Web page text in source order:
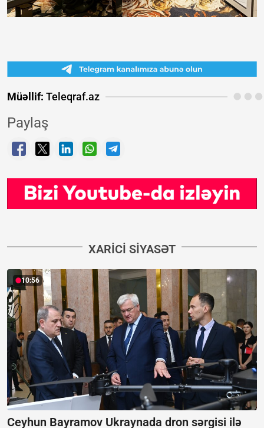
Müəllif: Teleqraf.az
Paylaş
XARICI SIYASƏT
10:56
Ceyhun Bayramov Ukraynada dron sərgisi ilə